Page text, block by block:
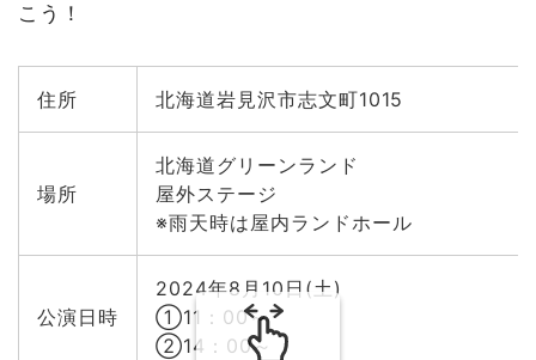
こう！
住所 北海道岩見沢市志文町1015
場所
北海道グリーンランド
屋外ステージ
※雨天時は屋内ランドホール
公演日時
2024年8月10日(土)
①11：00～
②14：00～